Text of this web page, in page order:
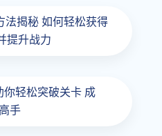
法揭秘 如何轻松获得
提升战力
轻松突破关卡 成
手